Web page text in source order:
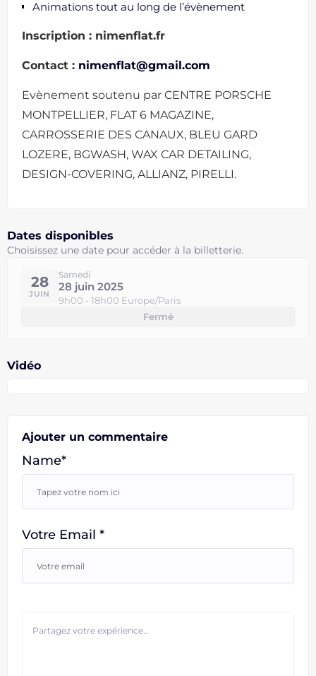
Animations tout au long de l’évènement
Inscription : nimenflat.fr
Contact : nimenflat@gmail.com
Evènement soutenu par CENTRE PORSCHE
MONTPELLIER, FLAT 6 MAGAZINE,
CARROSSERIE DES CANAUX, BLEU GARD
LOZERE, BGWASH, WAX CAR DETAILING,
DESIGN-COVERING, ALLIANZ, PIRELLI.
Dates disponibles
Choisissez une date pour accéder à la billetterie.
28
JUIN
Samedi
28 juin 2025
9h00 - 18h00 Europe/Paris
Fermé
Vidéo
Ajouter un commentaire
Name*
Votre Email *